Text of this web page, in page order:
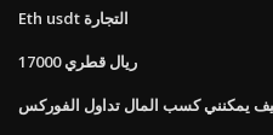
Eth usdt التجارة
17000 ريال قطري
يمكنني كسب المال تداول الفوركس